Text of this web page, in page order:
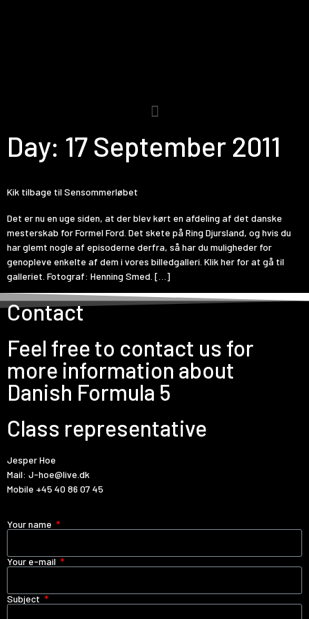
Day: 17 September 2011
Kik tilbage til Sensommerløbet
Det er nu en uge siden, at der blev kørt en afdeling af det danske
mesterskab for Formel Ford. Det skete på Ring Djursland, og hvis du
har glemt nogle af episoderne derfra, så har du muligheder for
genopleve enkelte af dem i vores billedgalleri. Klik her for at gå til
galleriet. Fotograf: Henning Smed. […]
Contact
Feel free to contact us for
more information about
Danish Formula 5
Class representative
Jesper Hoe
Mail: J-hoe@live.dk
Mobile +45 40 86 07 45
Your name
Your e-mail
Subject